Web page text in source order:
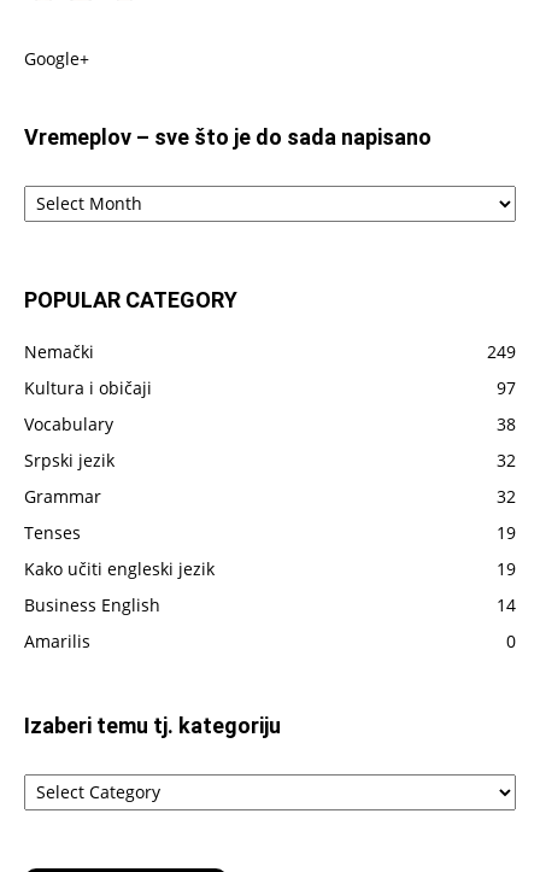
Google+
Vremeplov – sve što je do sada napisano
Vremeplov
do
napisano
POPULAR CATEGORY
Nemački
249
Kultura i običaji
97
Vocabulary
38
Srpski jezik
32
Grammar
32
Tenses
19
Kako učiti engleski jezik
19
Business English
14
Amarilis
0
Izaberi temu tj. kategoriju
Izaberi
temu